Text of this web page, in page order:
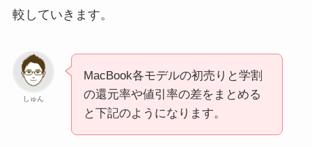
較していきます。
しゅん
MacBook各モデルの初売りと学割
の還元率や値引率の差をまとめる
と下記のようになります。